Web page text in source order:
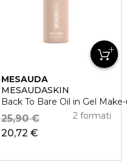
MESAUDA
MESAUDASKIN
Back To Bare Oil in Gel
20,72 €
25,90 € 2 formati